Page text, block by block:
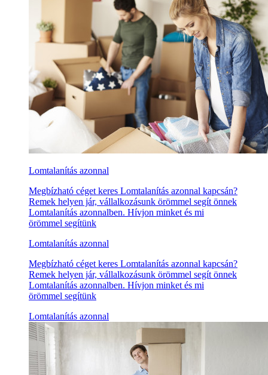
Lomtalanítás azonnal
Megbízható céget keres Lomtalanítás azonnal kapcsán?
Remek helyen jár, vállalkozásunk örömmel segít önnek
Lomtalanítás azonnalben. Hívjon minket és mi
örömmel segítünk
Lomtalanítás azonnal
Megbízható céget keres Lomtalanítás azonnal kapcsán?
Remek helyen jár, vállalkozásunk örömmel segít önnek
Lomtalanítás azonnalben. Hívjon minket és mi
örömmel segítünk
Lomtalanítás azonnal